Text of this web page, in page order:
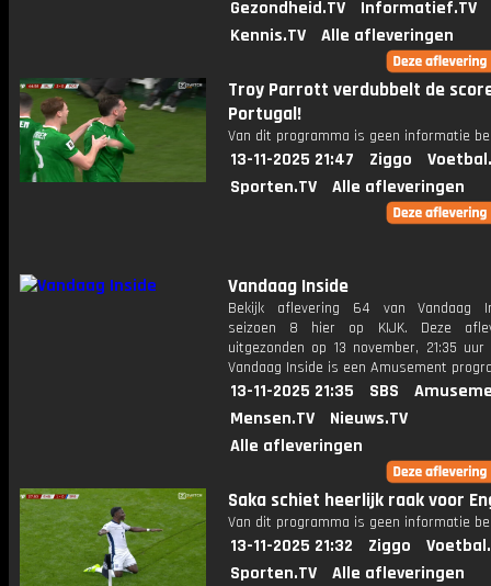
Gezondheid.TV
Informatief.TV
Kennis.TV
Alle afleveringen
Troy Parrott verdubbelt de
Portugal!
Van dit programma is geen informatie
13-11-2025 21:47 Ziggo
Sporten.TV
Alle afleveringen
Vandaag Inside
Bekijk aflevering 64 van Vandaag
seizoen 8 hier op KIJK. Deze
uitgezonden op 13 november, 21:35
Vandaag Inside is een Amusement
13-11-2025 21:35 SBS
Mensen.TV
Nieuws.TV
Alle afleveringen
Saka schiet heerlijk raak voor
Van dit programma is geen informatie
13-11-2025 21:32 Ziggo
Sporten.TV
Alle afleveringen